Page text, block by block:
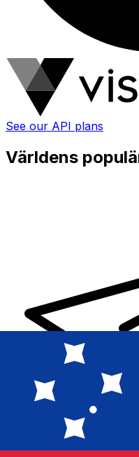
See our API plans
Världens